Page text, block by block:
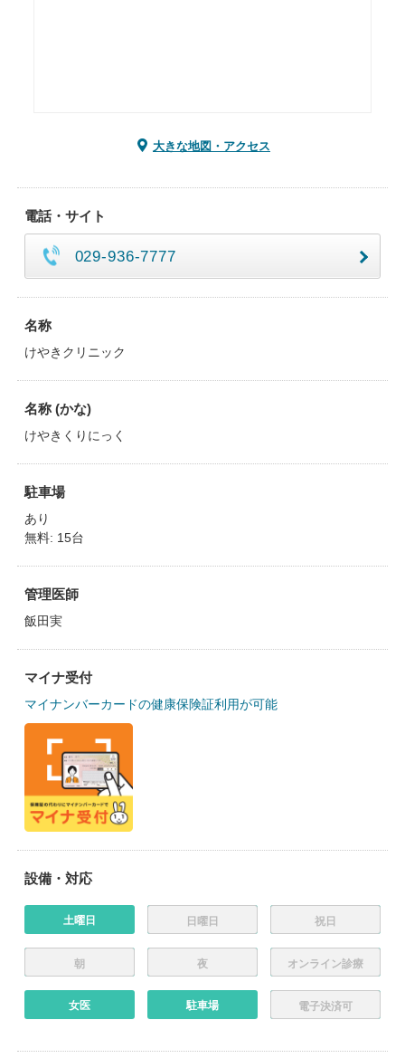
大きな地図・アクセス
電話・サイト
029-936-7777
名称
けやきクリニック
名称 (かな)
けやきくりにっく
駐車場
あり
無料: 15台
管理医師
飯田実
マイナ受付
マイナンバーカードの健康保険証利用が可能
設備・対応
土曜日 日曜日 祝日
朝 夜 オンライン診療
女医 駐車場 電子決済可